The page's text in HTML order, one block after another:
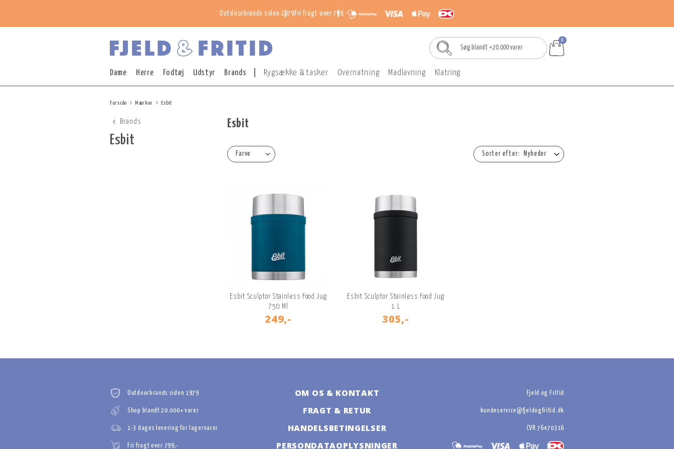
Outdoorbrands siden 1979 Fri fragt over 799,-
0
Dame Herre Fodtøj Udstyr Brands Rygsække & tasker Overnatning Madlavning Klatring
Forside Mærker Esbit
Brands
Esbit
Esbit
Nyheder
Farve
Esbit Sculptor Stainless Food Jug
750 Ml
249,-
Esbit Sculptor Stainless Food Jug
1 L
305,-
Outdoorbrands siden 1979
Shop blandt 20.000+ varer
1-3 dages levering for lagervarer
Fri fragt over 799,-
OM OS & KONTAKT
FRAGT & RETUR
HANDELSBETINGELSER
PERSONDATAOPLYSNINGER
Fjeld og Fritid
kundeservice@fjeldogfritid.dk
CVR 76470316